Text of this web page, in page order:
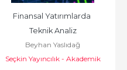
Finansal Yatırımlarda
Teknik Analiz
Beyhan Yaslıdağ
Seçkin Yayıncılık - Akademik